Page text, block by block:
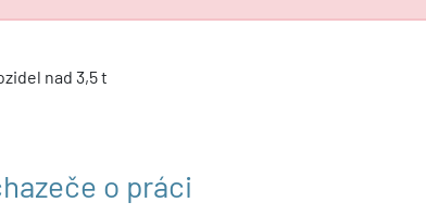
nad 3,5 t
o práci